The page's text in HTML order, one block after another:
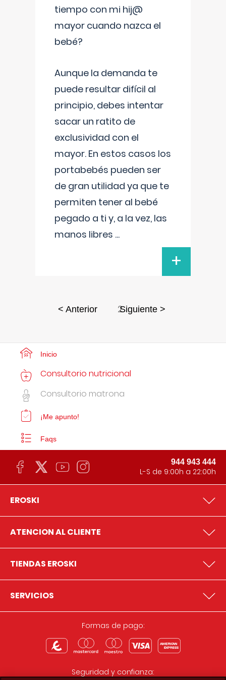
tiempo con mi hij@
mayor cuando nazca el
bebé?
Aunque la demanda te
puede resultar difícil al
principio, debes intentar
sacar un ratito de
exclusividad con el
mayor. En estos casos los
portabebés pueden ser
de gran utilidad ya que te
permiten tener al bebé
pegado a ti y, a la vez, las
manos libres ...
+
< Anterior 2Siguiente >
Inicio
Consultorio nutricional
Consultorio matrona
¡Me apunto!
Faqs
944 943 444
L-S de 9:00h a 22:00h
EROSKI
ATENCION AL CLIENTE
TIENDAS EROSKI
SERVICIOS
Formas de pago:
Seguridad y confianza: